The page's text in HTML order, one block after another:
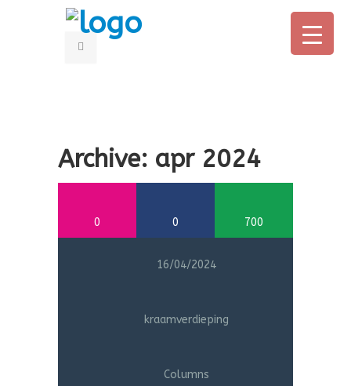
Archive: apr 2024
0 0 700
16/04/2024
kraamverdieping
Columns